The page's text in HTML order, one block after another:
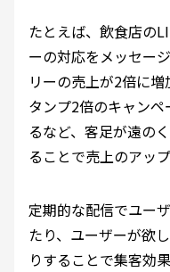
たとえば、飲食店の
ーの対応をメッセー
リーの売上が2倍に
タンプ2倍のキャン
るなど、客足が遠の
ることで売上のアッ
定期的な配信でユー
たり、ユーザーが欲
りすることで集客効